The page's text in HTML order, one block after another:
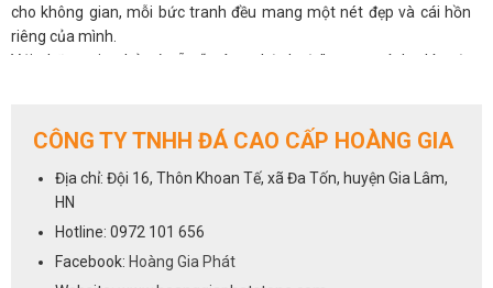
cho không gian, mỗi bức tranh đều mang một nét đẹp và cái hồn
riêng của mình.
Với những gia chủ có sẵn “máu nghệ thuật” trong mình, thì một
2.2.Tranh đá giúp điều hòa phong thủy cho phòng khách
nghĩa phong thủy, có thể tác động đến âm dương ngũ hành và làm
thay đổi vận khí trong nhà. Được hình thành hoàn toàn từ tự nhiên,
nên có tác dụng tạo không gian thoáng đãng, mở rộng tầm nhìn,
đem đến nguồn năng lượng tích cực, an nhiên cho các thành viên
CÔNG TY TNHH ĐÁ CAO CẤP HOÀNG GIA
Địa chỉ: Đội 16, Thôn Khoan Tế, xã Đa Tốn, huyện Gia Lâm,
HN
Hotline: 0972 101 656
Facebook: Hoàng Gia Phát